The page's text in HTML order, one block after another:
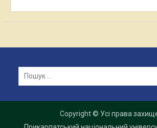
Пошук:
Copyright © Усі права